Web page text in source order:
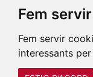
Fem
Fem servir
interessants